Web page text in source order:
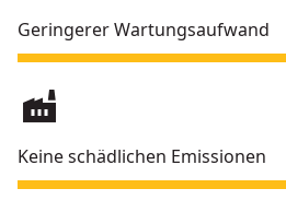
Geringerer Wartungsaufwand
factory
Keine schädlichen Emissionen